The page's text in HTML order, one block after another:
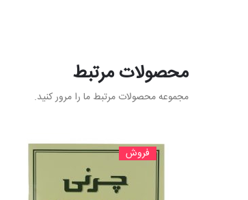
محصولات مرتبط
مجموعه محصولات مرتبط ما را مرور کنید.
فروش